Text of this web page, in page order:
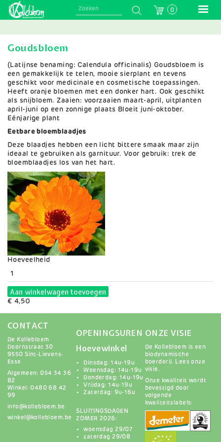
Skip
0
Goudsbloem
(Latijnse benaming: Calendula officinalis) Goudsbloem is
een gemakkelijk te telen, mooie sierplant en tevens
geschikt voor medicinale en cosmetische toepassingen.
Heeft oranje bloemen met een donker hart. Ook geschikt
als snijbloem. Zaaien: voorzaaien maart-april, uitplanten
april-juni op een zonnige plaats Bloeit juni-oktober.
Eénjarige plant
Eetbare bloemblaadjes
Deze blaadjes hebben een licht bittere smaak maar zijn
ideaal te gebruiken als garnituur. Voor gebruik: trek de
bloemblaadjes los van het hart.
Variaties
Hoeveelheid
Aan winkelwagen toevoegen
€ 4,50
CONTACT
De Kollebloem
Doornstraat 30
9550 Sint-Lievens-
Esse
Algemeen: 054 34 36
82
Winkel: 0480 68 42
99
info@kollebloem.be
winkel@kollebloem.be
OPENINGSUREN
Hoevewinkel
Dinsdag: 14u-19u
Woensdag: 14u-19u
Donderdag: 14u-19u
Vrijdag: 14u-19u
Zaterdag: 9u-16u
SLUITINGSDAGEN
ZOMER 2026:
woensdag 29/07
zaterdag 29/08
ONZE VISIE
De Kollebloem is een
biodynamische
boerderij. Lees onze
visie.
Onze kwaliteit wordt
bevestigd door
volgende
kwaliteitslabels: